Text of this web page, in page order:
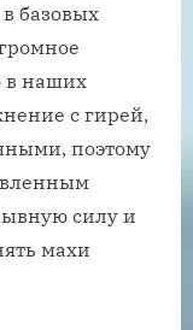
базовых
в наших
с гирей,
поэтому
силу и
махи